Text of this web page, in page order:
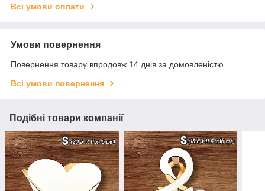
Всі умови оплати
Умови повернення
Повернення товару впродовж 14 днів за домовленістю
Всі умови повернення
Подібні товари компанії